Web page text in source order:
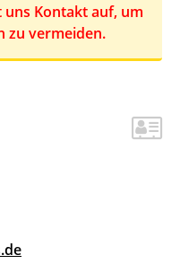
Kontakt auf, um
zu vermeiden.